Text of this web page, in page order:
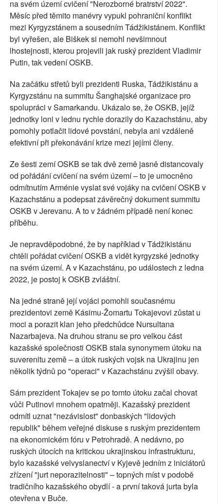
na svém území cvičení "Nerozborné bratrství 2022".
Měsíc před těmito manévry vypukl pohraniční konflikt
mezi Kyrgyzstánem a sousedním Tádžikistánem. Konflikt
byl vyřešen, ale Biškek si nemohl nevšimnout
lhostejnosti, kterou projevili jak ruský prezident Vladimir
Putin, tak vedení OSKB.
Na začátku střetů byli prezidenti Ruska, Tádžikistánu a
Kyrgyzstánu na summitu Šanghajské organizace pro
spolupráci v Samarkandu. Ukázalo se, že OSKB, jejíž
jednotky loni v lednu rychle dorazily do Kazachstánu, aby
pomohly potlačit lidové povstání, nebyla ani vzdáleně
efektivní při překonávání krize mezi jejími členy.
Ze šesti zemí OSKB se tak dvě země jasně distancovaly
od pořádání cvičení na svém území – to je umocněno
odmítnutím Arménie vyslat své vojáky na cvičení OSKB v
Kazachstánu a podepsat závěrečný dokument summitu
OSKB v Jerevanu. A to v žádném případě není konec
příběhu.
Je nepravděpodobné, že by například v Tádžikistánu
chtěli pořádat cvičení OSKB a vidět kyrgyzské jednotky
na svém území. A v Kazachstánu, po událostech z ledna
2022, je postoj k OSKB zvláštní.
Na jedné straně její vojáci pomohli současnému
prezidentovi země Kásimu-Žomartu Tokajevovi zůstat u
moci a porazit klan jeho předchůdce Nursultana
Nazarbajeva. Na druhou stranu se pro velkou část
kazašské společnosti OSKB stala synonymem útoku na
suverenitu země – a útok ruských vojsk na Ukrajinu jen
několik týdnů po "operaci" v Kazachstánu zvýšil obavy.
Sám prezident Tokajev se po tomto útoku začal chovat
vůči Putinovi mnohem opatrněji. Kazašský prezident
odmítl uznat "nezávislost" donbaských "lidových
republik" během veřejné diskuse s ruským prezidentem
na ekonomickém fóru v Petrohradě. A nedávno, po
ruských útocích na kritickou ukrajinskou infrastrukturu,
bylo kazašské velvyslanectví v Kyjevě jedním z iniciátorů
zřízení "jurt neporazitelnosti" – topných míst v podobě
tradičního kazašského obydlí - a první taková jurta byla
otevřena v Buče.